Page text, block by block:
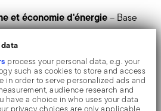
process your personal data, e.g. your
such as cookies to store and access
in order to serve personalized ads and
audience research and
have a choice in who uses your data
et économie d'énergie– Base
– Une poêle parfaite pour
et mijoter.